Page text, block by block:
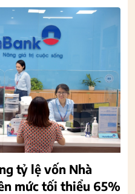
tỷ lệ vốn Nhà
mức tối thiểu 65%